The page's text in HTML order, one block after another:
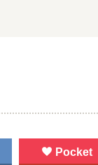
 Pocket